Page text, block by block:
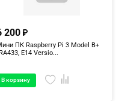
200
ПК Raspberry Pi 3 Model B+
E14 Versio...
В корзину